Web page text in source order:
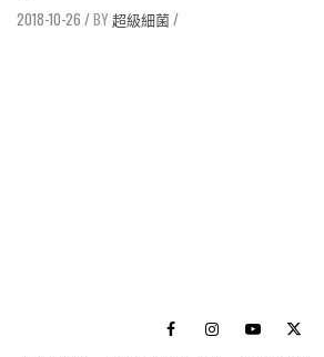
2018-10-26 / 超級細菌/
FacebookInstagramYoutubeTwitter